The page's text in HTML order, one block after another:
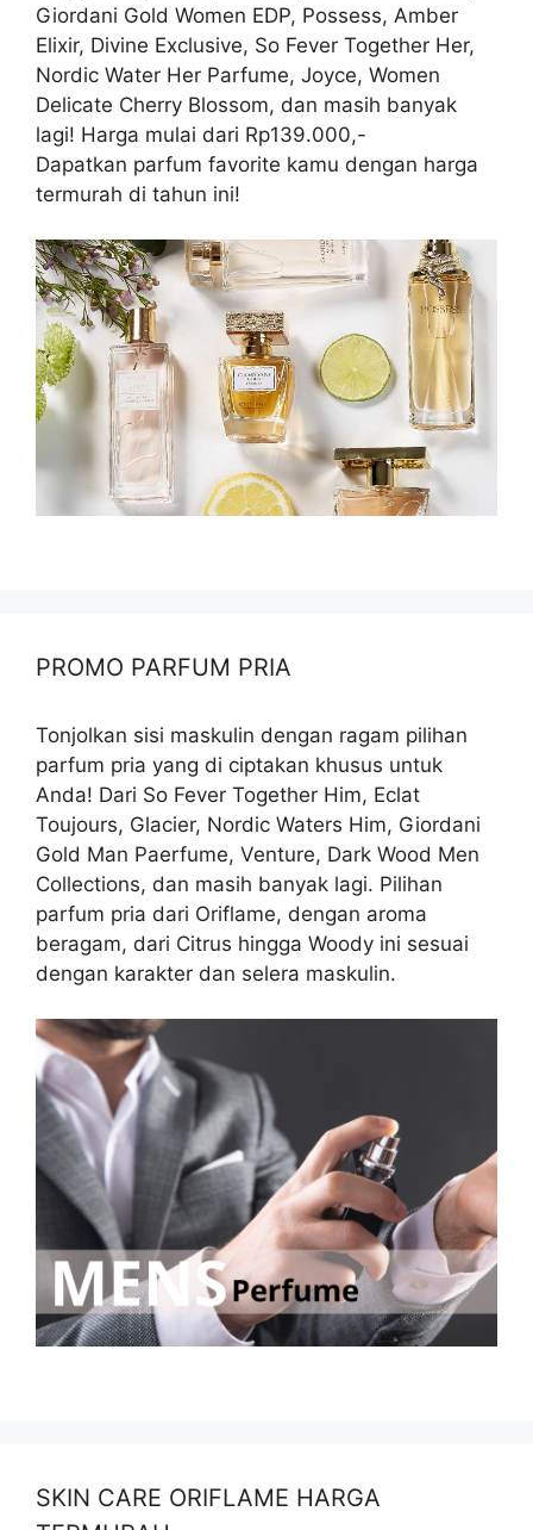
Giordani Gold Women EDP, Possess, Amber
Elixir, Divine Exclusive, So Fever Together Her,
Nordic Water Her Parfume, Joyce, Women
Delicate Cherry Blossom, dan masih banyak
lagi! Harga mulai dari Rp139.000,-
Dapatkan parfum favorite kamu dengan harga
termurah di tahun ini!
PROMO PARFUM PRIA
Tonjolkan sisi maskulin dengan ragam pilihan
parfum pria yang di ciptakan khusus untuk
Anda! Dari So Fever Together Him, Eclat
Toujours, Glacier, Nordic Waters Him, Giordani
Gold Man Paerfume, Venture, Dark Wood Men
Collections, dan masih banyak lagi. Pilihan
parfum pria dari Oriflame, dengan aroma
beragam, dari Citrus hingga Woody ini sesuai
dengan karakter dan selera maskulin.
SKIN CARE ORIFLAME HARGA